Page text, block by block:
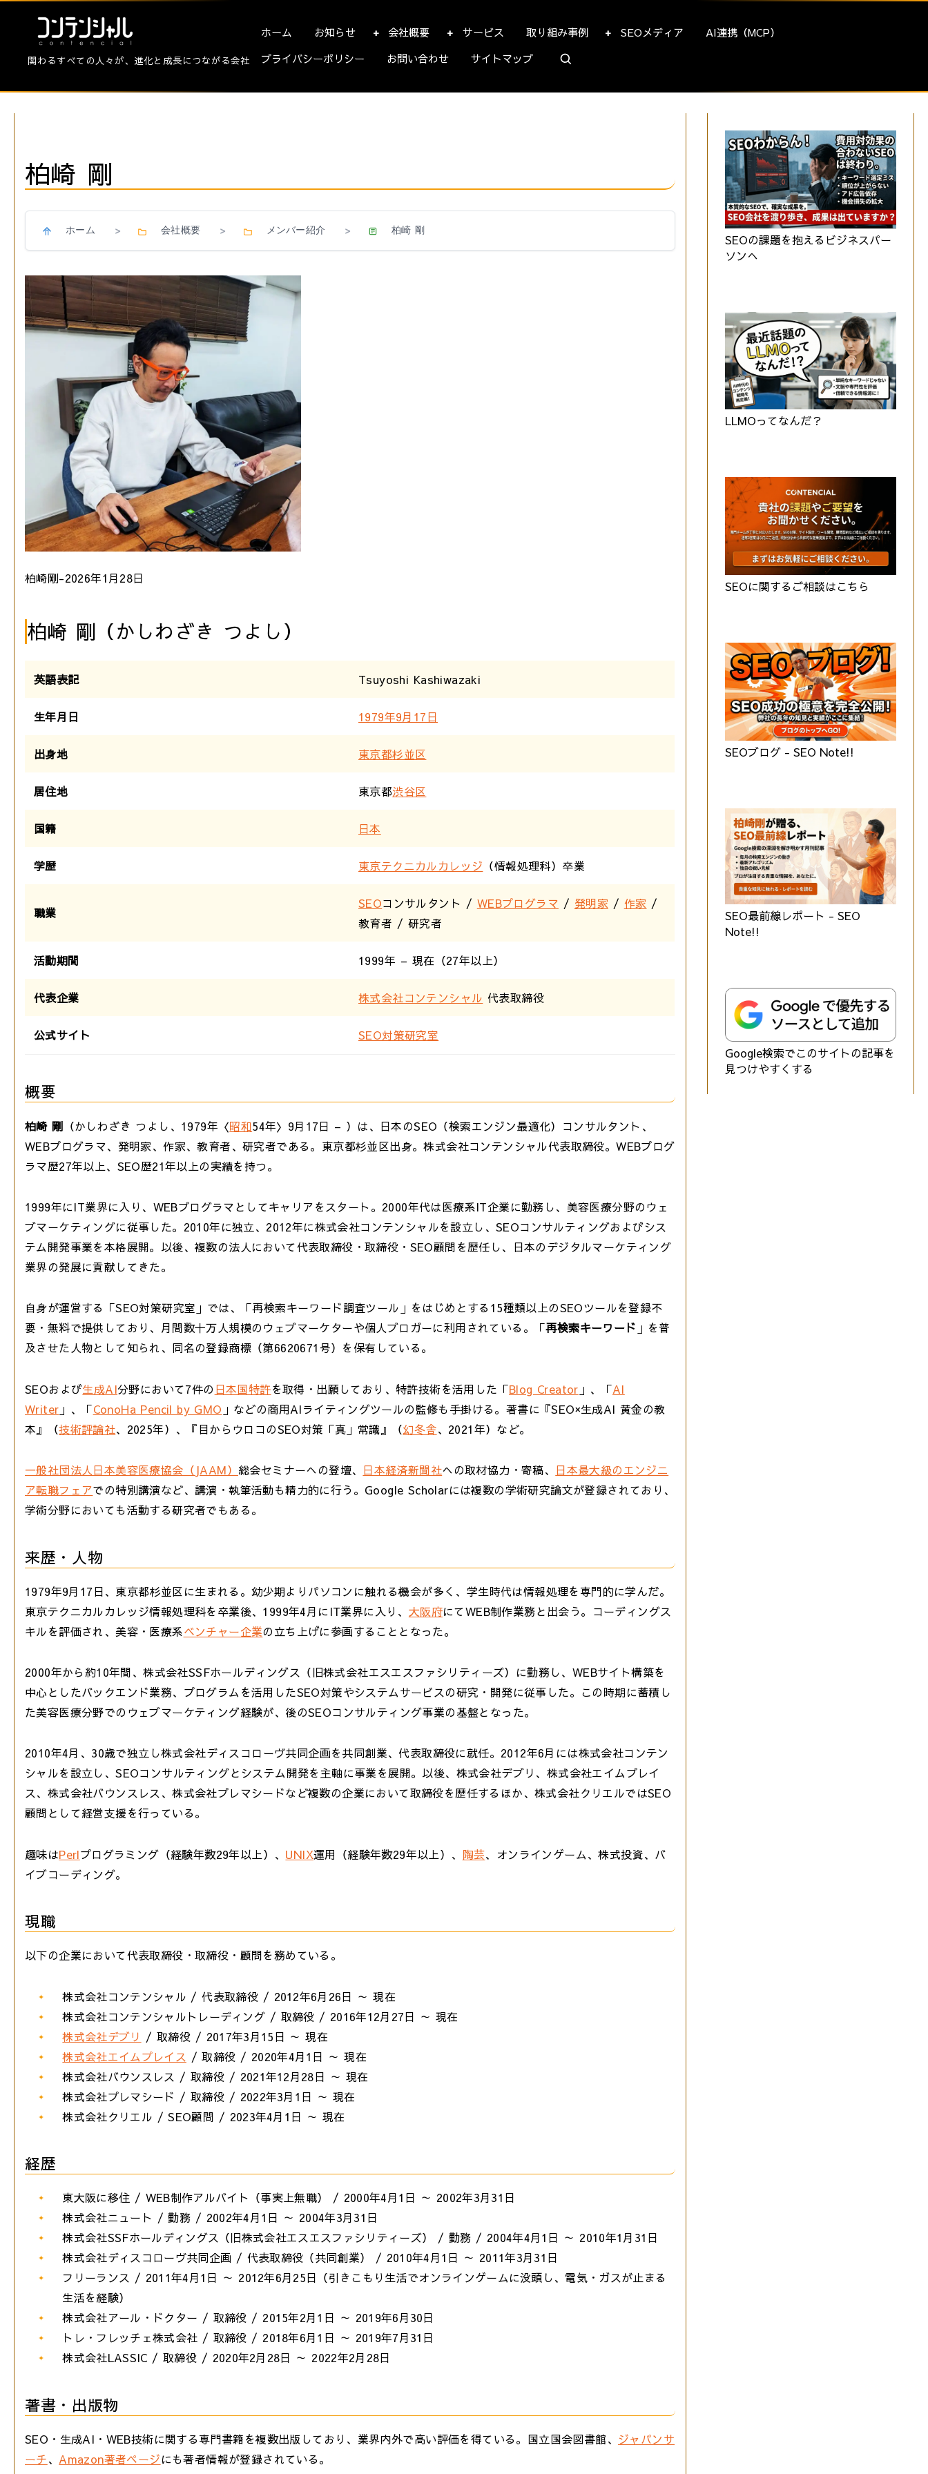
関わるすべての人々が、進化と成長につながる会社
ホーム お知らせ 会社概要 サービス 取り組み事例 SEOメディア
AI連携（MCP）
プライバシーポリシー
お問い合わせ サイトマップ
柏崎 剛
ホーム > 会社概要 > メンバー紹介 > 柏崎 剛
柏崎剛-2026年1月28日
柏崎 剛（かしわざき つよし）
英語表記 Tsuyoshi Kashiwazaki
生年月日 1979年9月17日
出身地 東京都杉並区
居住地 東京都渋谷区
国籍 日本
学歴 東京テクニカルカレッジ （情報処理科）卒業
職業
SEOコンサルタント / WEBプログラマ / 発明家 / 作家 /
教育者 / 研究者
活動期間 1999年 – 現在（27年以上）
代表企業 株式会社コンテンシャル 代表取締役
公式サイト SEO対策研究室
概要
柏崎 剛 （かしわざき つよし、1979年〈昭和54年〉9月17日 – ）は、日本のSEO（検索エンジン最適化）コンサルタント、
WEBプログラマ、発明家、作家、教育者、研究者である。東京都杉並区出身。株式会社コンテンシャル代表取締役。WEBプログ
ラマ歴27年以上、SEO歴21年以上の実績を持つ。
1999年にIT業界に入り、WEBプログラマとしてキャリアをスタート。2000年代は医療系IT企業に勤務し、美容医療分野のウェ
ブマーケティングに従事した。2010年に独立、2012年に株式会社コンテンシャルを設立し、SEOコンサルティングおよびシス
テム開発事業を本格展開。以後、複数の法人において代表取締役・取締役・SEO顧問を歴任し、日本のデジタルマーケティング
業界の発展に貢献してきた。
自身が運営する「SEO対策研究室」では、「再検索キーワード調査ツール」をはじめとする15種類以上のSEOツールを登録不
要・無料で提供しており、月間数十万人規模のウェブマーケターや個人ブロガーに利用されている。「再検索キーワード 」を普
及させた人物として知られ、同名の登録商標（第6620671号）を保有している。
SEOおよび生成AI分野において7件の 日本国特許を取得・出願しており、特許技術を活用した「Blog Creator 」、「AI
Writer 」、「ConoHa Pencil by GMO 」などの商用AIライティングツールの監修も手掛ける。著書に『SEO×生成AI 黄金の教
本』（技術評論社、2025年）、『目からウロコのSEO対策「真」常識』（幻冬舎、2021年）など。
一般社団法人日本美容医療協会（JAAM） 総会セミナーへの登壇、 日本経済新聞社への取材協力・寄稿、 日本最大級のエンジニ
ア転職フェアでの特別講演など、講演・執筆活動も精力的に行う。Google Scholarには複数の学術研究論文が登録されており、
学術分野においても活動する研究者でもある。
来歴・人物
1979年9月17日、東京都杉並区に生まれる。幼少期よりパソコンに触れる機会が多く、学生時代は情報処理を専門的に学んだ。
東京テクニカルカレッジ情報処理科を卒業後、1999年4月にIT業界に入り、 大阪府にてWEB制作業務と出会う。コーディングス
キルを評価され、美容・医療系ベンチャー企業の立ち上げに参画することとなった。
2000年から約10年間、株式会社SSFホールディングス（旧株式会社エスエスファシリティーズ）に勤務し、WEBサイト構築を
中心としたバックエンド業務、プログラムを活用したSEO対策やシステムサービスの研究・開発に従事した。この時期に蓄積し
た美容医療分野でのウェブマーケティング経験が、後のSEOコンサルティング事業の基盤となった。
2010年4月、30歳で独立し株式会社ディスコローヴ共同企画を共同創業、代表取締役に就任。2012年6月には株式会社コンテン
シャルを設立し、SEOコンサルティングとシステム開発を主軸に事業を展開。以後、株式会社デブリ、株式会社エイムプレイ
ス、株式会社バウンスレス、株式会社プレマシードなど複数の企業において取締役を歴任するほか、株式会社クリエルではSEO
顧問として経営支援を行っている。
趣味はPerlプログラミング（経験年数29年以上）、 UNIX運用（経験年数29年以上）、 陶芸、オンラインゲーム、株式投資、バ
イブコーディング。
現職
以下の企業において代表取締役・取締役・顧問を務めている。
株式会社コンテンシャル / 代表取締役 / 2012年6月26日 ～ 現在
株式会社コンテンシャルトレーディング / 取締役 / 2016年12月27日 ～ 現在
株式会社デブリ / 取締役 / 2017年3月15日 ～ 現在
株式会社エイムプレイス / 取締役 / 2020年4月1日 ～ 現在
株式会社バウンスレス / 取締役 / 2021年12月28日 ～ 現在
株式会社プレマシード / 取締役 / 2022年3月1日 ～ 現在
株式会社クリエル / SEO顧問 / 2023年4月1日 ～ 現在
経歴
東大阪に移住 / WEB制作アルバイト（事実上無職） / 2000年4月1日 ～ 2002年3月31日
株式会社ニュート / 勤務 / 2002年4月1日 ～ 2004年3月31日
株式会社SSFホールディングス（旧株式会社エスエスファシリティーズ） / 勤務 / 2004年4月1日 ～ 2010年1月31日
株式会社ディスコローヴ共同企画 / 代表取締役（共同創業） / 2010年4月1日 ～ 2011年3月31日
フリーランス / 2011年4月1日 ～ 2012年6月25日（引きこもり生活でオンラインゲームに没頭し、電気・ガスが止まる
生活を経験）
株式会社アール・ドクター / 取締役 / 2015年2月1日 ～ 2019年6月30日
トレ・フレッチェ株式会社 / 取締役 / 2018年6月1日 ～ 2019年7月31日
株式会社LASSIC / 取締役 / 2020年2月28日 ～ 2022年2月28日
著書・出版物
SEO・生成AI・WEB技術に関する専門書籍を複数出版しており、業界内外で高い評価を得ている。国立国会図書館、 ジャパンサ
ーチ、 Amazon著者ページにも著者情報が登録されている。
SEOの課題を抱えるビジネスパー
ソンへ
LLMOってなんだ？
SEOに関するご相談はこちら
SEOブログ - SEO Note!!
SEO最前線レポート - SEO
Note!!
Google検索でこのサイトの記事を
見つけやすくする